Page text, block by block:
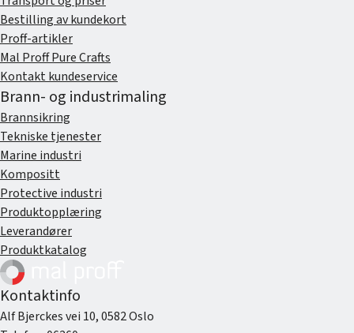
Bestilling av kundekort
Proff-artikler
Mal Proff Pure Crafts
Kontakt kundeservice
Brann- og industrimaling
Brannsikring
Tekniske tjenester
Marine industri
Kompositt
Protective industri
Produktopplæring
Leverandører
Produktkatalog
Kontaktinfo
Alf Bjerckes vei 10, 0582 Oslo